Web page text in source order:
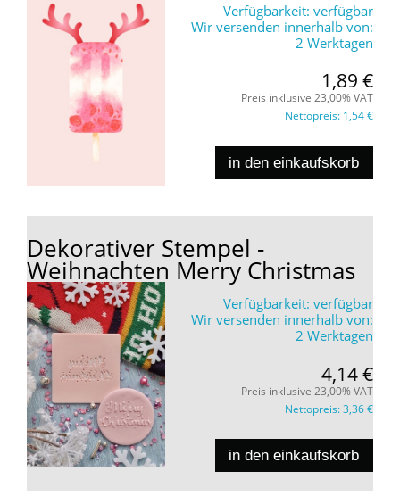
Verfügbarkeit: verfügbar
Wir versenden innerhalb von:
2 Werktagen
1,89 €
Preis inklusive 23,00% VAT
Nettopreis: 1,54 €
in den einkaufskorb
Dekorativer Stempel -
Weihnachten Merry Christmas
Verfügbarkeit: verfügbar
Wir versenden innerhalb von:
2 Werktagen
4,14 €
Preis inklusive 23,00% VAT
Nettopreis:3,36 €
in den einkaufskorb